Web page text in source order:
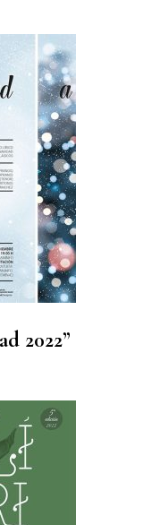
2022”